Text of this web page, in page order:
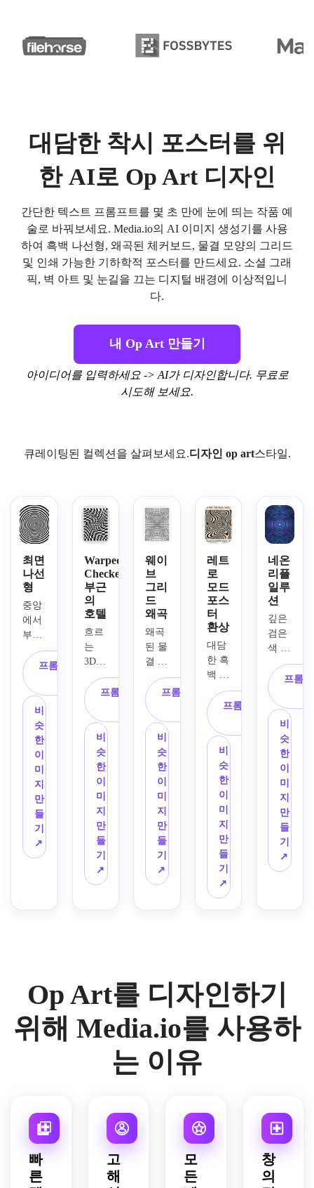
대담한 착시 포스터를 위
한 AI로 Op Art 디자인
간단한 텍스트 프롬프트를 몇 초 만에 눈에 띄는 작품 예
술로 바꿔보세요. Media.io의 AI 이미지 생성기를 사용
하여 흑백 나선형, 왜곡된 체커보드, 물결 모양의 그리드
및 인쇄 가능한 기하학적 포스터를 만드세요. 소셜 그래
픽, 벽 아트 및 눈길을 끄는 디지털 배경에 이상적입니
다.
내 Op Art 만들기
아이디어를 입력하세요 -> AI가 디자인합니다. 무료로
시도해 보세요.
큐레이팅된 컬렉션을 살펴보세요.디자인 op art스타일.
최면
나선
형
중앙
에서
부드
럽게
확장
되는
중앙
최면
나선
형,
면도
기처
럼 날
카로
운 벡
터 같
은 라
인워
브 공
간,
선명
한 가
상 에
너지,
최소
한의
팔레
프롬프트 복
비
슷
한
이
미
지
만
들
기
↗
Warped
Checkerboard
부근
의
호텔
흐르
는
3D
표면
으로
휘어
진 체
커보
드 패
강력
한 깊
이 환
정밀
한 기
하학
적 가
리,
부드
파동
프롬프트 복
비
슷
한
이
미
지
만
들
기
↗
웨이
브
그리
드
왜곡
왜곡
된 물
결 모
양 그
리드,
흑백
고대
비,
움직
이는
직물
처럼
구부
러진
고르
게 간
격이
있는
미묘
선명
한 그
래픽
디테
미니
프롬프트 복
비
슷
한
이
미
지
만
들
기
↗
레트
로
모드
포스
터
환상
대담
한 흑
백 환
상 모
양,
흐르
는 곡
선,
동심
원 형
미묘
한 주
황색
악센
트 디
테일,
균형
잡힌
한 여
백,
분위
기,
은 질
향수
프롬프트 복
비
슷
한
이
미
지
만
들
기
↗
네온
리플
일루
션
깊은
검은
색 베
이스,
네온
시안
및 마
젠타
악센
트,
반복
되는
원형
파동
패턴,
강렬
한 광
학 진
있는
디지
털 포
스터
적인
분위
소셜
게시
프롬
비
슷
한
이
미
지
만
들
기
↗
Op Art를 디자인하기
위해 Media.io를 사용하
는 이유
빠
른
고
해
모
든
창
의